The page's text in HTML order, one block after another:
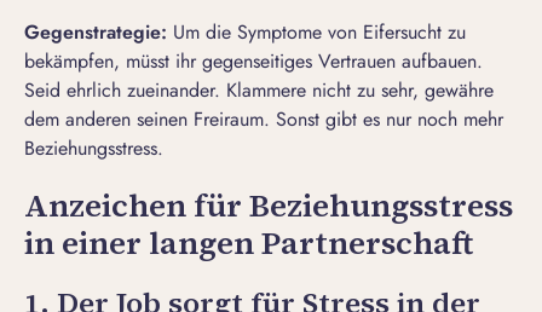
Gegenstrategie: Um die Symptome von Eifersucht zu
bekämpfen, müsst ihr gegenseitiges Vertrauen aufbauen.
Seid ehrlich zueinander. Klammere nicht zu sehr, gewähre
dem anderen seinen Freiraum. Sonst gibt es nur noch mehr
Beziehungsstress.
Anzeichen für Beziehungsstress
in einer langen Partnerschaft
1. Der Job sorgt für Stress in der